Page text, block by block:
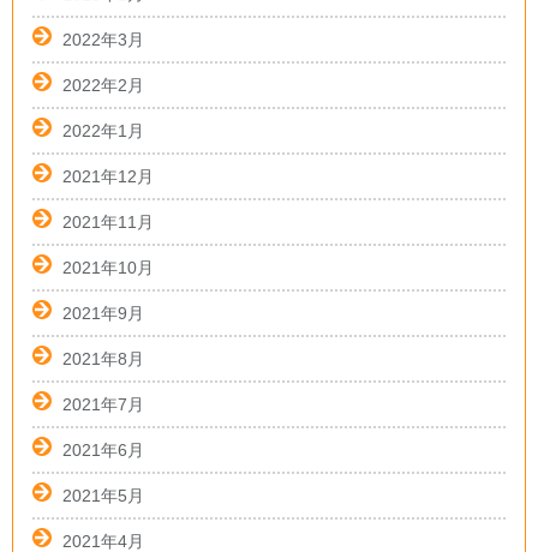
2022年3月
2022年2月
2022年1月
2021年12月
2021年11月
2021年10月
2021年9月
2021年8月
2021年7月
2021年6月
2021年5月
2021年4月